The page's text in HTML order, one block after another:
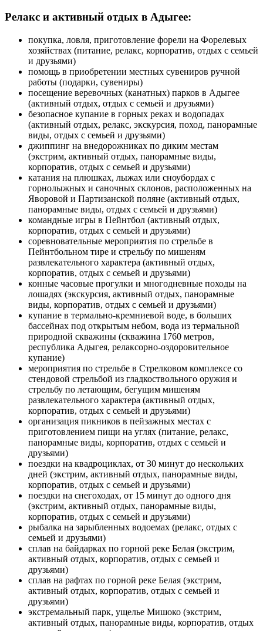
Релакс и активный отдых в Адыгее:
покупка, ловля, приготовление форели на Форелевых
хозяйствах (питание, релакс, корпоратив, отдых с семьей
и друзьями)
помощь в приобретении местных сувениров ручной
работы (подарки, сувениры)
посещение веревочных (канатных) парков в Адыгее
(активный отдых, отдых с семьей и друзьями)
безопасное купание в горных реках и водопадах
(активный отдых, релакс, экскурсия, поход, панорамные
виды, отдых с семьей и друзьями)
джиппинг на внедорожниках по диким местам
(экстрим, активный отдых, панорамные виды,
корпоратив, отдых с семьей и друзьями)
катания на плюшках, лыжах или сноубордах с
горнолыжных и саночных склонов, расположенных на
Яворовой и Партизанской поляне (активный отдых,
панорамные виды, отдых с семьей и друзьями)
командные игры в Пейнтбол (активный отдых,
корпоратив, отдых с семьей и друзьями)
соревновательные мероприятия по стрельбе в
Пейнтбольном тире и стрельбу по мишеням
развлекательного характера (активный отдых,
корпоратив, отдых с семьей и друзьями)
конные часовые прогулки и многодневные походы на
лошадях (экскурсия, активный отдых, панорамные
виды, корпоратив, отдых с семьей и друзьями)
купание в термально-кремниевой воде, в больших
бассейнах под открытым небом, вода из термальной
природной скважины (скважина 1760 метров,
республика Адыгея, релаксорно-оздоровительное
купание)
мероприятия по стрельбе в Стрелковом комплексе со
стендовой стрельбой из гладкоствольного оружия и
стрельбу по летающим, бегущим мишеням
развлекательного характера (активный отдых,
корпоратив, отдых с семьей и друзьями)
организация пикников в пейзажных местах с
приготовлением пищи на углях (питание, релакс,
панорамные виды, корпоратив, отдых с семьей и
друзьями)
поездки на квадроциклах, от 30 минут до нескольких
дней (экстрим, активный отдых, панорамные виды,
корпоратив, отдых с семьей и друзьями)
поездки на снегоходах, от 15 минут до одного дня
(экстрим, активный отдых, панорамные виды,
корпоратив, отдых с семьей и друзьями)
рыбалка на зарыбленных водоемах (релакс, отдых с
семьей и друзьями)
сплав на байдарках по горной реке Белая (экстрим,
активный отдых, корпоратив, отдых с семьей и
друзьями)
сплав на рафтах по горной реке Белая (экстрим,
активный отдых, корпоратив, отдых с семьей и
друзьями)
экстремальный парк, ущелье Мишоко (экстрим,
активный отдых, панорамные виды, корпоратив, отдых